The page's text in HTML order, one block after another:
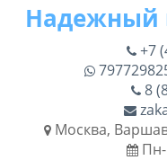
+7
8
Москва,
Пн-